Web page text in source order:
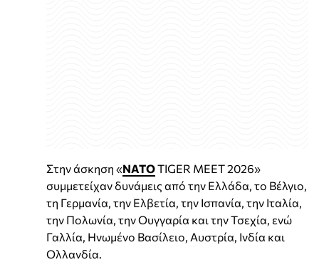
Στην άσκηση «NATOTIGER MEET 2026»
συμμετείχαν δυνάμεις από την Ελλάδα, το Βέλγιο,
τη Γερμανία, την Ελβετία, την Ισπανία, την Ιταλία,
την Πολωνία, την Ουγγαρία και την Τσεχία, ενώ
Γαλλία, Ηνωμένο Βασίλειο, Αυστρία, Ινδία και
Ολλανδία.